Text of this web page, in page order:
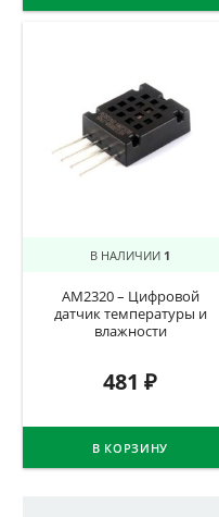
В НАЛИЧИИ 1
AM2320 – Цифровой
датчик температуры и
влажности
481 ₽
В КОРЗИНУ